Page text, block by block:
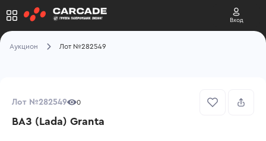
Вход
Аукцион Лот №282549
Лот №282549 0
ВАЗ (Lada) Granta